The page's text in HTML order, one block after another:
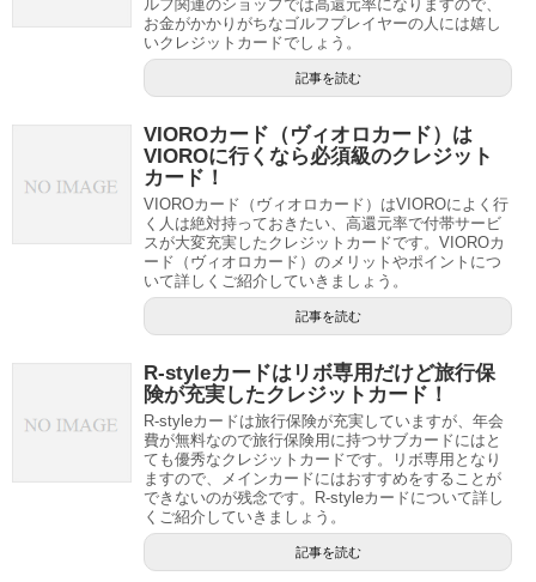
ルフ関連のショップでは高還元率になりますので、
お金がかかりがちなゴルフプレイヤーの人には嬉し
いクレジットカードでしょう。
記事を読む
VIOROカード（ヴィオロカード）は
VIOROに行くなら必須級のクレジット
カード！
VIOROカード（ヴィオロカード）はVIOROによく行
く人は絶対持っておきたい、高還元率で付帯サービ
スが大変充実したクレジットカードです。VIOROカ
ード（ヴィオロカード）のメリットやポイントにつ
いて詳しくご紹介していきましょう。
記事を読む
R-styleカードはリボ専用だけど旅行保
険が充実したクレジットカード！
R-styleカードは旅行保険が充実していますが、年会
費が無料なので旅行保険用に持つサブカードにはと
ても優秀なクレジットカードです。リボ専用となり
ますので、メインカードにはおすすめをすることが
できないのが残念です。R-styleカードについて詳し
くご紹介していきましょう。
記事を読む